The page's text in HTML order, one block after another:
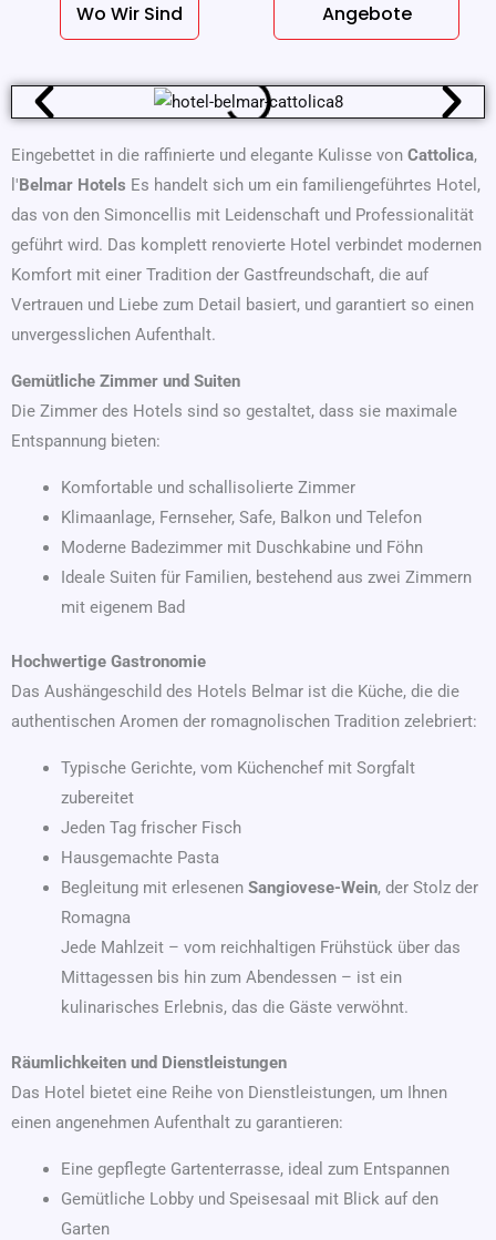
Wo Wir Sind Angebote
Eingebettet in die raffinierte und elegante Kulisse von Cattolica,
l'Belmar Hotels Es handelt sich um ein familiengeführtes Hotel,
das von den Simoncellis mit Leidenschaft und Professionalität
geführt wird. Das komplett renovierte Hotel verbindet modernen
Komfort mit einer Tradition der Gastfreundschaft, die auf
Vertrauen und Liebe zum Detail basiert, und garantiert so einen
unvergesslichen Aufenthalt.
Gemütliche Zimmer und Suiten
Die Zimmer des Hotels sind so gestaltet, dass sie maximale
Entspannung bieten:
Komfortable und schallisolierte Zimmer
Klimaanlage, Fernseher, Safe, Balkon und Telefon
Moderne Badezimmer mit Duschkabine und Föhn
Ideale Suiten für Familien, bestehend aus zwei Zimmern
mit eigenem Bad
Hochwertige Gastronomie
Das Aushängeschild des Hotels Belmar ist die Küche, die die
authentischen Aromen der romagnolischen Tradition zelebriert:
Typische Gerichte, vom Küchenchef mit Sorgfalt
zubereitet
Jeden Tag frischer Fisch
Hausgemachte Pasta
Begleitung mit erlesenen Sangiovese-Wein, der Stolz der
Romagna
Jede Mahlzeit – vom reichhaltigen Frühstück über das
Mittagessen bis hin zum Abendessen – ist ein
kulinarisches Erlebnis, das die Gäste verwöhnt.
Räumlichkeiten und Dienstleistungen
Das Hotel bietet eine Reihe von Dienstleistungen, um Ihnen
einen angenehmen Aufenthalt zu garantieren:
Eine gepflegte Gartenterrasse, ideal zum Entspannen
Gemütliche Lobby und Speisesaal mit Blick auf den
Garten